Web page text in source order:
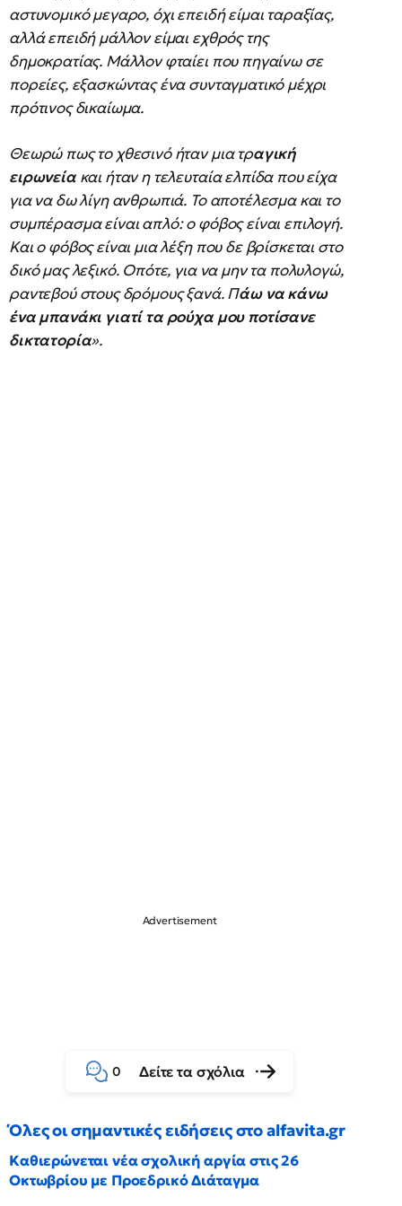
αστυνομικό μεγαρο, όχι επειδή είμαι ταραξίας,
αλλά επειδή μάλλον είμαι εχθρός της
δημοκρατίας. Μάλλον φταίει που πηγαίνω σε
πορείες, εξασκώντας ένα συνταγματικό μέχρι
πρότινος δικαίωμα.
Θεωρώ πως το χθεσινό ήταν μια τραγική
ειρωνείακαι ήταν η τελευταία ελπίδα που είχα
για να δω λίγη ανθρωπιά. Το αποτέλεσμα και το
συμπέρασμα είναι απλό: ο φόβος είναι επιλογή.
Και ο φόβος είναι μια λέξη που δε βρίσκεται στο
δικό μας λεξικό. Οπότε, για να μην τα πολυλογώ,
ραντεβού στους δρόμους ξανά. Πάω να κάνω
ένα μπανάκι γιατί τα ρούχα μου ποτίσανε
δικτατορία».
0 Δείτε τα σχόλια
Όλες οι σημαντικές ειδήσεις στο alfavita.gr
Καθιερώνεται νέα σχολική αργία στις 26
Οκτωβρίου με Προεδρικό Διάταγμα